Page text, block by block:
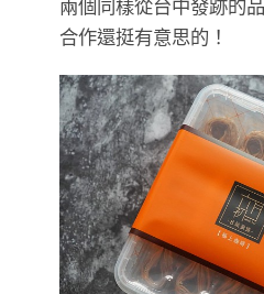
兩個同樣從台中發跡的
合作還挺有意思的！